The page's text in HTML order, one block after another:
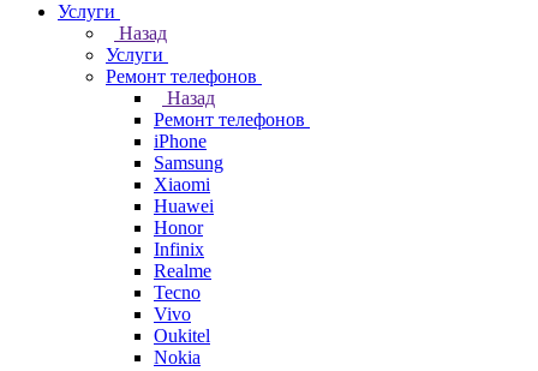
Услуги
Назад
Услуги
Ремонт телефонов
Назад
Ремонт телефонов
iPhone
Samsung
Xiaomi
Huawei
Honor
Infinix
Realme
Tecno
Vivo
Oukitel
Nokia